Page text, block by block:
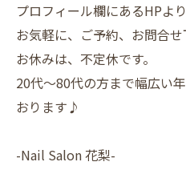
プロフィール欄にあるHPより
お気軽に、ご予約、お問合
お休みは、不定休です。
20代〜80代の方まで幅広い
おります♪
-Nail Salon 花梨-